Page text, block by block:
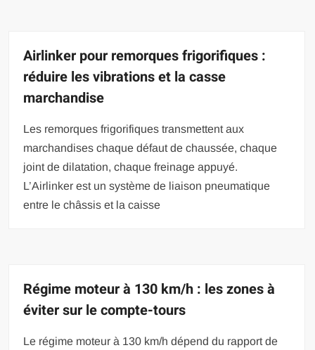
Airlinker pour remorques frigorifiques :
réduire les vibrations et la casse
marchandise
Les remorques frigorifiques transmettent aux
marchandises chaque défaut de chaussée, chaque
joint de dilatation, chaque freinage appuyé.
L’Airlinker est un système de liaison pneumatique
entre le châssis et la caisse
Régime moteur à 130 km/h : les zones à
éviter sur le compte-tours
Le régime moteur à 130 km/h dépend du rapport de